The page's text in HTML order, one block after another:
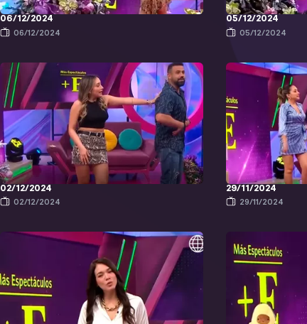
06/12/2024
06/12/2024
05/12/2024
05/12/2024
02/12/2024
02/12/2024
29/11/2024
29/11/2024